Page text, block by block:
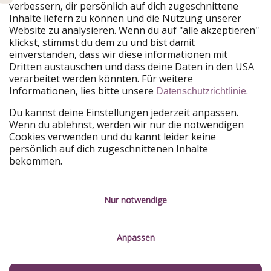
Unsere Märkte
PiratinViaggio
HolidayPirates
VakantiePiraten
WakacyjniPiraci
VoyagesPirates
Ferienpiraten
Urlaubspiraten
ViajerosPiratas
TravelPirates
HolidayPirates Group
Lerne uns kennen
Über uns
Nachhaltigkeit
Rechtliches
Kontakt
Service-Kontrolle
verbessern, dir persönlich auf dich zugeschnittene
Inhalte liefern zu können und die Nutzung unserer
Website zu analysieren. Wenn du auf "alle akzeptieren"
klickst, stimmst du dem zu und bist damit
einverstanden, dass wir diese informationen mit
Dritten austauschen und dass deine Daten in den USA
verarbeitet werden könnten. Für weitere
Informationen, lies bitte unsere Datenschutzrichtlinie.
Du kannst deine Einstellungen jederzeit anpassen.
Wenn du ablehnst, werden wir nur die notwendigen
Cookies verwenden und du kannt leider keine
persönlich auf dich zugeschnittenen Inhalte
bekommen.
Nur notwendige
Anpassen